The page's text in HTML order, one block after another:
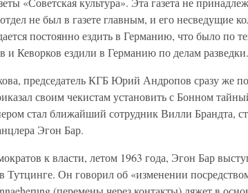
не был в газете главным, и его несведущие
постоянно ездить в Германию, что было по
и Кеворков ездили в Германию по делам разведки.
председатель КГБ Юрий Андропов сразу же
своим чекистам установить с Бонном
стал ближайший сотрудник Вилли Брандта,
Эгон Бар.
к власти, летом 1963 года, Эгон Бар
Тутцинге. Он говорил об «изменении